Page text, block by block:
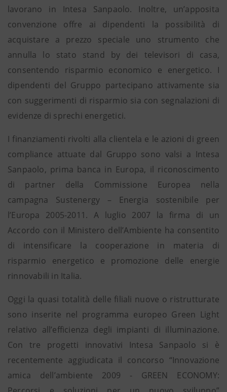
lavorano in Intesa Sanpaolo. Inoltre, un’apposita
convenzione offre ai dipendenti la possibilità di
acquistare a prezzo speciale uno strumento che
annulla lo stato stand by dei televisori di casa,
consentendo risparmio economico e energetico. I
dipendenti del Gruppo partecipano attivamente sia
con suggerimenti di risparmio sia con segnalazioni di
evidenze di sprechi energetici.
I finanziamenti rivolti alla clientela e le azioni di green
compliance attuate dal Gruppo sono valsi a Intesa
Sanpaolo, prima banca in Europa, il riconoscimento
di partner della Commissione Europea nella
campagna Sustenergy – Energia sostenibile per
l’Europa 2005-2011. A luglio 2007 la firma di un
Accordo con il Ministero dell’Ambiente ha consentito
di intensificare la cooperazione in materia di
risparmio energetico e promozione delle energie
rinnovabili in Italia.
Oggi la quasi totalità delle filiali nuove o ristrutturate
sono inserite nel programma europeo Green Light
relativo all’efficienza degli impianti di illuminazione.
Con tre progetti innovativi Intesa Sanpaolo si è
recentemente aggiudicata il concorso “Innovazione
amica dell’ambiente 2009 - GREEN ECONOMY: